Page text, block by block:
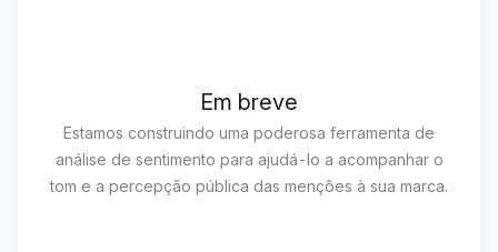
Em breve
Estamos construindo uma poderosa ferramenta de
análise de sentimento para ajudá-lo a acompanhar o
tom e a percepção pública das menções à sua marca.